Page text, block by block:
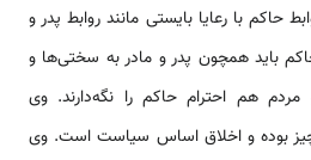
حاکم با رعایا بایستی مانند روابط پدر و
باید هم­چون پدر و مادر به سختی­‌ها و
هم احترام حاکم را نگه‌دارند. وی
چیز بوده و اخلاق اساس سیاست است. وی